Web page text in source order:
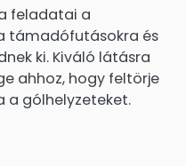
feladatai a
támadófutásokra és
ki. Kiváló látásra
ahhoz, hogy feltörje
a gólhelyzeteket.